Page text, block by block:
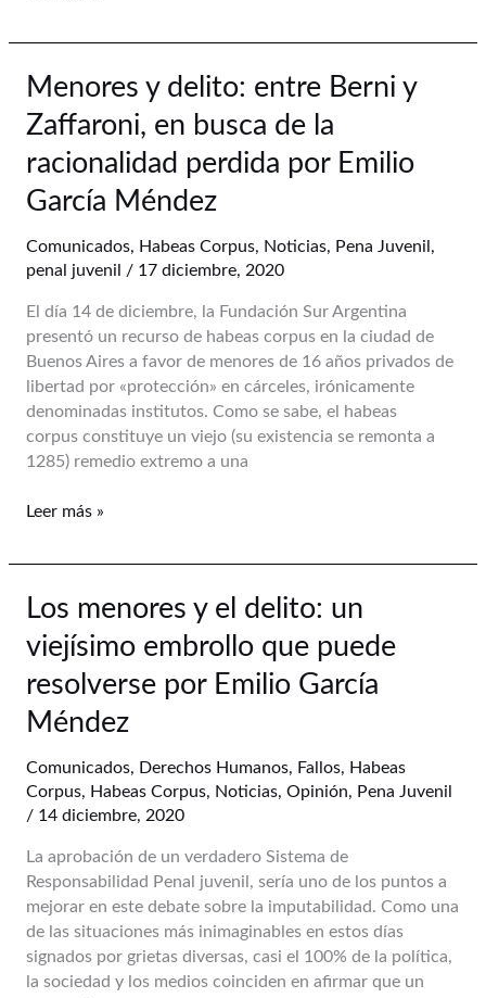
Menores y delito: entre Berni y
Zaffaroni, en busca de la
racionalidad perdida por Emilio
García Méndez
Comunicados, Habeas Corpus, Noticias, Pena Juvenil ,
penal juvenil
/ 17 diciembre, 2020
El día 14 de diciembre, la Fundación Sur Argentina
presentó un recurso de habeas corpus en la ciudad de
Buenos Aires a favor de menores de 16 años privados de
libertad por «protección» en cárceles, irónicamente
denominadas institutos. Como se sabe, el habeas
corpus constituye un viejo (su existencia se remonta a
1285) remedio extremo a una
Menores
delito:
entre
y
en
busca
de
racionalidad
perdida
por
García
Leer más »
Los menores y el delito: un
viejísimo embrollo que puede
resolverse por Emilio García
Méndez
Comunicados, Derechos Humanos, Fallos, Habeas
Corpus, Habeas Corpus, Noticias, Opinión, Pena Juvenil
/ 14 diciembre, 2020
La aprobación de un verdadero Sistema de
Responsabilidad Penal juvenil, sería uno de los puntos a
mejorar en este debate sobre la imputabilidad. Como una
de las situaciones más inimaginables en estos días
signados por grietas diversas, casi el 100% de la política,
la sociedad y los medios coinciden en afirmar que un
Los
y
el
un
embrollo
que
puede
resolverse
por
Emilio
García
Méndez